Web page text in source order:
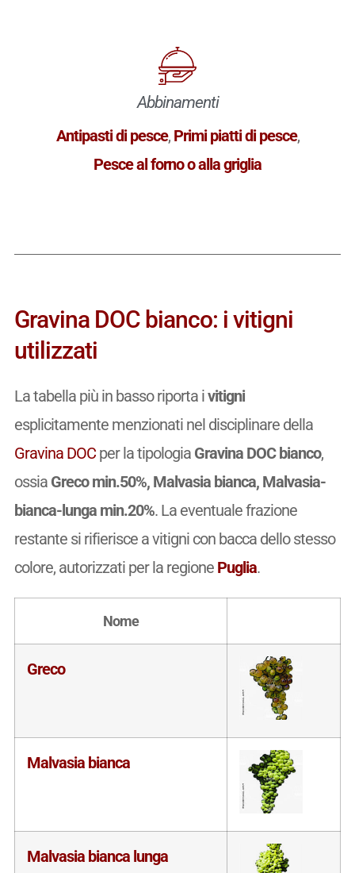
Abbinamenti
Antipasti di pesce, Primi piatti di pesce,
Pesce al forno o alla griglia
Gravina DOC bianco: i vitigni
utilizzati
La tabella più in basso riporta ivitigni
esplicitamente menzionati nel disciplinare della
Gravina DOCper la tipologia Gravina DOC bianco,
ossia Greco min.50%, Malvasia bianca, Malvasia-
bianca-lunga min.20%. La eventuale frazione
restante si rifierisce a vitigni con bacca dello stesso
colore, autorizzati per la regione Puglia.
Nome
Greco
Malvasia bianca
Malvasia bianca lunga